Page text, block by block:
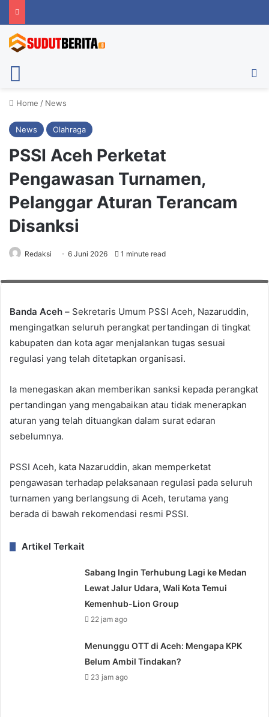
Home / News
News Olahraga
PSSI Aceh Perketat
Pengawasan Turnamen,
Pelanggar Aturan Terancam
Disanksi
Redaksi 6 Juni 2026 1 minute read
Banda Aceh – Sekretaris Umum PSSI Aceh, Nazaruddin,
mengingatkan seluruh perangkat pertandingan di tingkat
kabupaten dan kota agar menjalankan tugas sesuai
regulasi yang telah ditetapkan organisasi.
Ia menegaskan akan memberikan sanksi kepada perangkat
pertandingan yang mengabaikan atau tidak menerapkan
aturan yang telah dituangkan dalam surat edaran
sebelumnya.
PSSI Aceh, kata Nazaruddin, akan memperketat
pengawasan terhadap pelaksanaan regulasi pada seluruh
turnamen yang berlangsung di Aceh, terutama yang
berada di bawah rekomendasi resmi PSSI.
Artikel Terkait
Sabang Ingin Terhubung Lagi ke Medan
Lewat Jalur Udara, Wali Kota Temui
Kemenhub-Lion Group
22 jam ago
Menunggu OTT di Aceh: Mengapa KPK
Belum Ambil Tindakan?
23 jam ago